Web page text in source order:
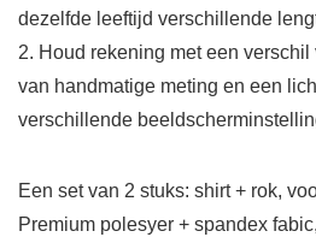
dezelfde leeftijd verschillende
2. Houd rekening met een
van handmatige meting en een
verschillende
Een set van 2 stuks: shirt + rok,
Premium polesyer + spandex